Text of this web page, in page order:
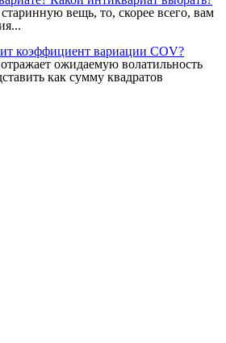
вещь, то, скорее всего, вам
коэффициент вариации COV?
ожидаемую волатильность
как сумму квадратов